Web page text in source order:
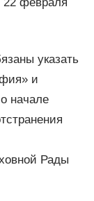
указать
и
начале
Рады